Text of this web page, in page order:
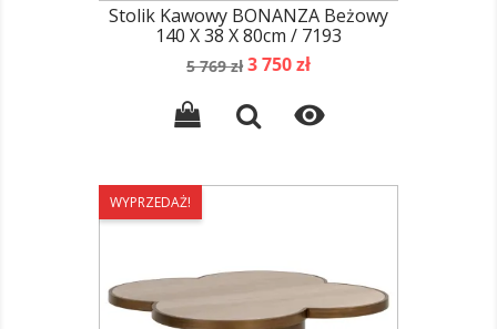
Stolik Kawowy BONANZA Beżowy
140 X 38 X 80cm / 7193
Cena
5 769 zł Cena
3 750 zł

WYPRZEDAŻ!